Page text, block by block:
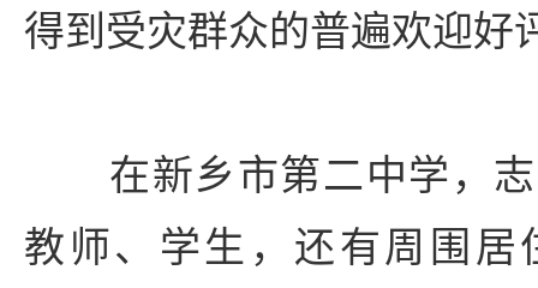
得到受灾群众的普遍欢迎好
在新乡市第二中学，志
教师、学生，还有周围居